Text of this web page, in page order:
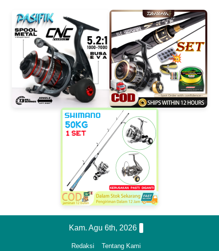
Kam. Agu 6th, 2026
Redaksi Tentang Kami